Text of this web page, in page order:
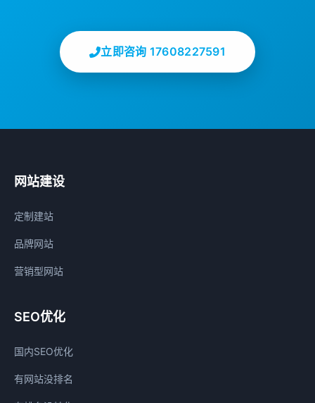
立即咨询 17608227591
网站建设
定制建站
品牌网站
营销型网站
SEO优化
国内SEO优化
有网站没排名